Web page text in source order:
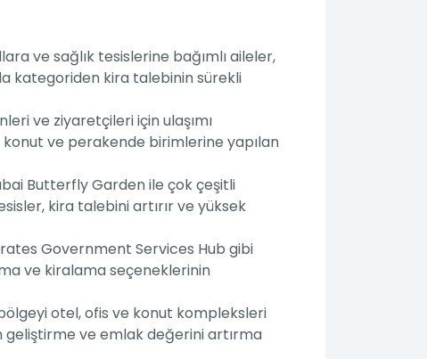
ve sağlık tesislerine bağımlı aileler,
kategoriden kira talebinin sürekli
ve ziyaretçileri için ulaşımı
ve perakende birimlerine yapılan
Butterfly Garden ile çok çeşitli
kira talebini artırır ve yüksek
Government Services Hub gibi
ve kiralama seçeneklerinin
otel, ofis ve konut kompleksleri
ve emlak değerini artırma